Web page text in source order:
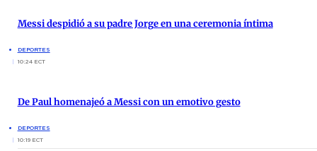
Messi despidió a su padre Jorge en una ceremonia íntima
DEPORTES
10:24 ECT
De Paul homenajeó a Messi con un emotivo gesto
DEPORTES
10:19 ECT